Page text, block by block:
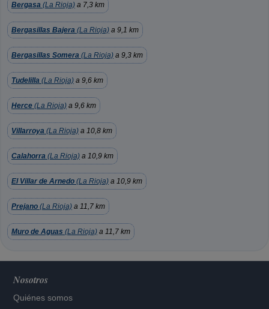
Bergasa (La Rioja) a 7,3 km
Bergasillas Bajera (La Rioja) a 9,1 km
Bergasillas Somera (La Rioja) a 9,3 km
Tudelilla (La Rioja) a 9,6 km
Herce (La Rioja) a 9,6 km
Villarroya (La Rioja) a 10,8 km
Calahorra (La Rioja) a 10,9 km
El Villar de Arnedo (La Rioja) a 10,9 km
Prejano (La Rioja) a 11,7 km
Muro de Aguas (La Rioja) a 11,7 km
Nosotros
Quiénes somos